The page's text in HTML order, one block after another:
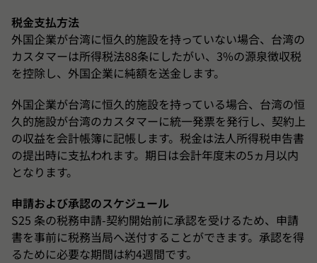
税金支払方法
外国企業が台湾に恒久的施設を持っていない場合、台湾の
カスタマーは所得税法88条にしたがい、3%の源泉徴収税
を控除し、外国企業に純額を送金します。
外国企業が台湾に恒久的施設を持っている場合、台湾の恒
久的施設が台湾のカスタマーに統一発票を発行し、契約上
の収益を会計帳簿に記帳します。税金は法人所得税申告書
の提出時に支払われます。期日は会計年度末の5ヵ月以内
となります。
申請および承認のスケジュール
S25 条の税務申請-契約開始前に承認を受けるため、申請
書を事前に税務当局へ送付することができます。承認を得
るために必要な期間は約4週間です。